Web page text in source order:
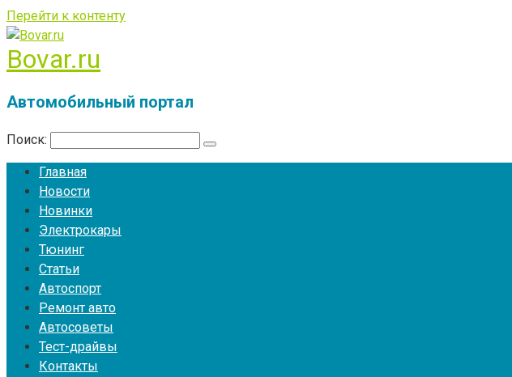
Перейти к контенту
Bovar.ru
Автомобильный портал
Поиск:
Главная
Новости
Новинки
Электрокары
Тюнинг
Статьи
Автоспорт
Ремонт авто
Автосоветы
Тест-драйвы
Контакты